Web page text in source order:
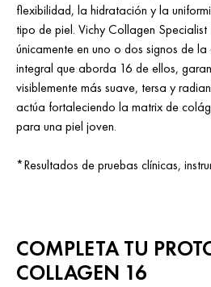
flexibilidad, la hidratación y la
tipo de piel. Vichy Collagen
únicamente en uno o dos signos de
integral que aborda 16 de ellos,
visiblemente más suave, tersa y
actúa fortaleciendo la matrix de
para una piel joven.
*Resultados de pruebas clínicas,
COMPLETA TU
COLLAGEN 16